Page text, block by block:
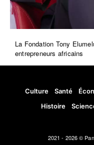
La Fondation Tony
entrepreneurs africains
Culture Santé
Histoire
2021 - 2026 ©